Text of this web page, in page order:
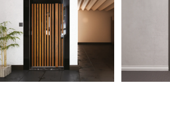
2023
KAPI ÇELIK KAPI